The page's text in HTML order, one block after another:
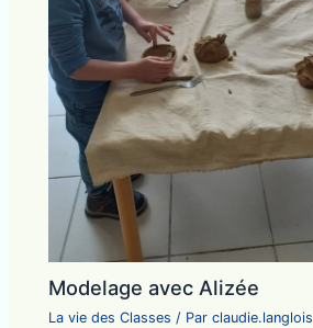
Modelage avec Alizée
La vie des Classes / Parclaudie.langlois